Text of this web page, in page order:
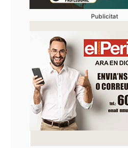
Publicitat